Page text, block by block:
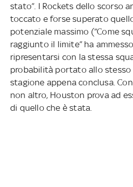
stato”. I Rockets dello scorso
toccato e forse superato
potenziale massimo (“Come
raggiunto il limite” ha
ripresentarsi con la stessa
probabilità portato allo
stagione appena conclusa.
non altro, Houston prova ad
di quello che è stata.